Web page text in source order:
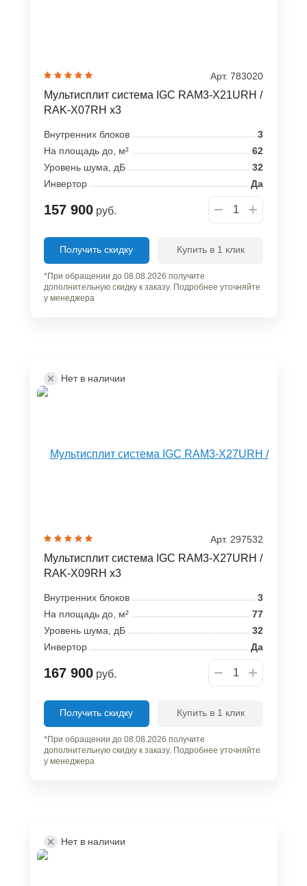
Арт. 783020
Мультисплит система IGC RAM3-X21URH /
RAK-X07RH x3
Внутренних блоков
3
На площадь до, м²
62
Уровень шума, дБ
32
Инвертор
Да
157 900 руб.
Получить скидку Купить в 1 клик
*При обращении до 08.08.2026 получите
дополнительную скидку к заказу. Подробнее уточняйте
у менеджера
Нет в наличии
Арт. 297532
Мультисплит система IGC RAM3-X27URH /
RAK-X09RH x3
Внутренних блоков
3
На площадь до, м²
77
Уровень шума, дБ
32
Инвертор
Да
167 900 руб.
Получить скидку Купить в 1 клик
*При обращении до 08.08.2026 получите
дополнительную скидку к заказу. Подробнее уточняйте
у менеджера
Нет в наличии